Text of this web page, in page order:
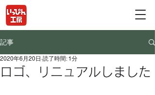
記事
ロゴ、リニュアルしました
2020年6月20日 読了時間: 1分